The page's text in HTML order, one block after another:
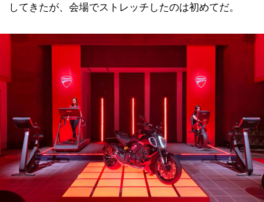
してきたが、会場でストレッチしたのは初めてだ。